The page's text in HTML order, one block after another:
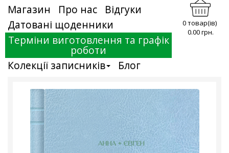
Магазин Про нас
Відгуки
Датовані щоденники
Терміни виготовлення та графік
роботи
Колекції записників
Блог
0 товар(ів)
0.00 грн.